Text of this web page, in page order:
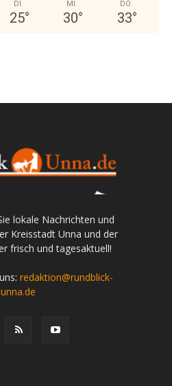
DI.
25°
MI.
30°
DO.
33°
lokale Nachrichten und
Kreisstadt Unna und der
frisch und tagesaktuell!
redaktion@rundblick-
unna.de